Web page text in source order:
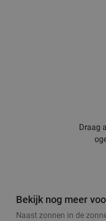
Draag
Bekijk nog meer
Naast zonnen in de